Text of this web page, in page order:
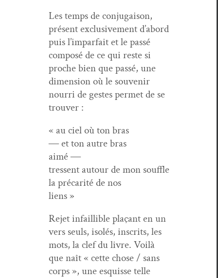
Les temps de con­ju­gai­son,
présent exclu­sive­ment d’abord
puis l’imparfait et le passé
com­posé de ce qui reste si
proche bien que passé, une
dimen­sion où le sou­venir
nour­ri de gestes per­met de se
trouver :
« au ciel où ton bras
― et ton autre bras
aimé ―
tressent autour de mon souffle
la pré­car­ité de nos
liens »
Rejet infail­li­ble plaçant en un
vers seuls, isolés, inscrits, les
mots, la clef du livre. Voilà
que naît « cette chose / sans
corps », une esquisse telle